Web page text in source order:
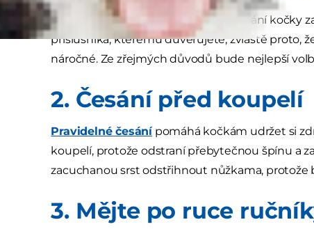
Takový pomocník může být při koupání kočky
příslušníka, kterému důvěřujete, zvláště proto,
náročné. Ze zřejmých důvodů bude nejlepší
2. Česání před koupelí
Pravidelné česánípomáhá kočkám udržet si
koupelí, protože odstraní přebytečnou špínu a
zacuchanou srst odstřihnout nůžkama,
3. Mějte po ruce